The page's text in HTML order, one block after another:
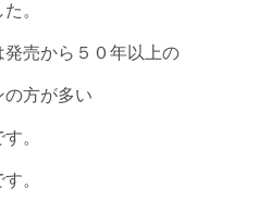
。
売から５０年以上の
の方が多い
。
。